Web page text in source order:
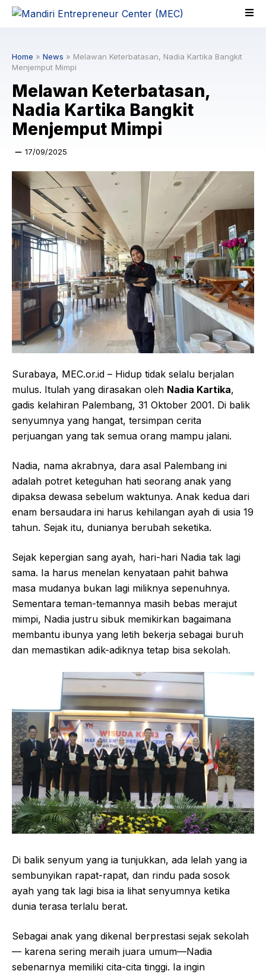
Skip
Home » News » Melawan Keterbatasan, Nadia Kartika Bangkit
Menjemput Mimpi
Melawan Keterbatasan,
Nadia Kartika Bangkit
Menjemput Mimpi
17/09/2025
Surabaya, MEC.or.id – Hidup tidak selalu berjalan
mulus. Itulah yang dirasakan oleh Nadia Kartika,
gadis kelahiran Palembang, 31 Oktober 2001. Di balik
senyumnya yang hangat, tersimpan cerita
perjuangan yang tak semua orang mampu jalani.
Nadia, nama akrabnya, dara asal Palembang ini
adalah potret keteguhan hati seorang anak yang
dipaksa dewasa sebelum waktunya. Anak kedua dari
enam bersaudara ini harus kehilangan ayah di usia 19
tahun. Sejak itu, dunianya berubah seketika.
Sejak kepergian sang ayah, hari-hari Nadia tak lagi
sama. Ia harus menelan kenyataan pahit bahwa
masa mudanya bukan lagi miliknya sepenuhnya.
Sementara teman-temannya masih bebas merajut
mimpi, Nadia justru sibuk memikirkan bagaimana
membantu ibunya yang letih bekerja sebagai buruh
dan memastikan adik-adiknya tetap bisa sekolah.
Di balik senyum yang ia tunjukkan, ada lelah yang ia
sembunyikan rapat-rapat, dan rindu pada sosok
ayah yang tak lagi bisa ia lihat senyumnya ketika
dunia terasa terlalu berat.
Sebagai anak yang dikenal berprestasi sejak sekolah
— karena sering meraih juara umum—Nadia
sebenarnya memiliki cita-cita tinggi. Ia ingin